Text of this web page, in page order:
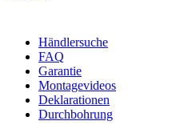
Händlersuche
FAQ
Garantie
Montagevideos
Deklarationen
Durchbohrung